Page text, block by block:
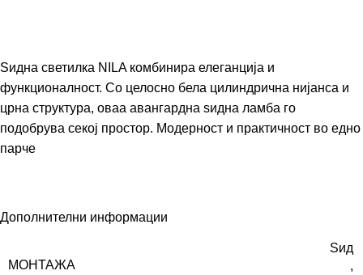
Ѕидна светилка NILA комбинира елеганција и
функционалност. Со целосно бела цилиндрична нијанса и
црна структура, оваа авангардна ѕидна ламба го
подобрува секој простор. Модерност и практичност во едно
парче
Дополнителни информации
МОНТАЖА
Ѕид
,